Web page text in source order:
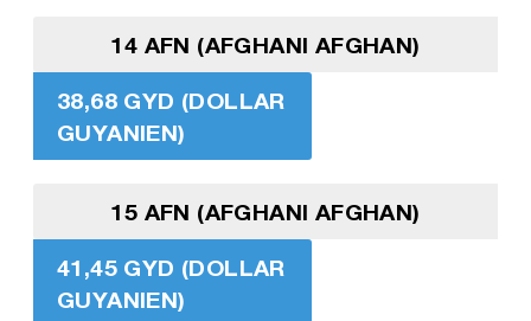
14 AFN (AFGHANI AFGHAN)
38,68 GYD (DOLLAR
GUYANIEN)
15 AFN (AFGHANI AFGHAN)
41,45 GYD (DOLLAR
GUYANIEN)